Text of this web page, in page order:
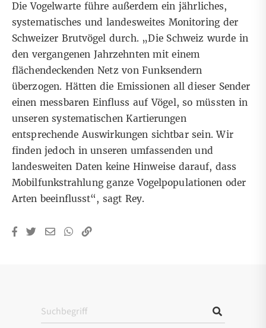
Die Vogelwarte führe außerdem ein jährliches,
systematisches und landesweites Monitoring der
Schweizer Brutvögel durch. „Die Schweiz wurde in
den vergangenen Jahrzehnten mit einem
flächendeckendenNetz von Funksendern
überzogen. Hätten die Emissionen all dieser Sender
einen messbaren Einfluss auf Vögel, so müssten in
unseren systematischen Kartierungen
entsprechende Auswirkungen sichtbar sein. Wir
finden jedoch in unseren umfassenden und
landesweiten Daten keine Hinweise darauf, dass
Mobilfunkstrahlung ganze Vogelpopulationen oder
Arten beeinflusst“, sagt Rey.